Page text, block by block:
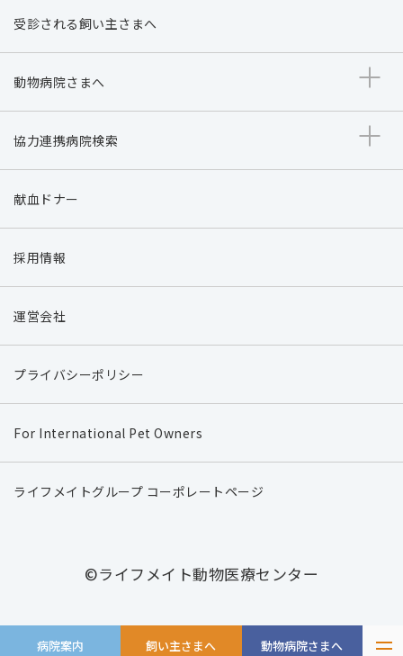
病院案内 飼い主さまへ 動物病院さまへ
受診される飼い主さまへ
動物病院さまへ
協力連携病院検索
献血ドナー
採用情報
運営会社
プライバシーポリシー
For International Pet Owners
ライフメイトグループ コーポレートページ
©ライフメイト動物医療センター